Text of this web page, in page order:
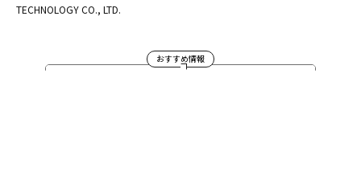
TECHNOLOGY CO., LTD.
おすすめ情報